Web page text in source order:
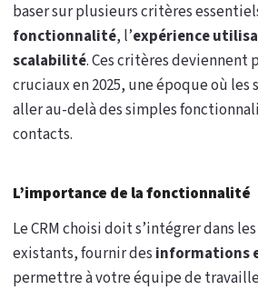
baser sur plusieurs critères
fonctionnalité, l’expérience
scalabilité. Ces critères
cruciaux en 2025, une époque où
aller au-delà des simples
contacts.
L’importance de la fonctionnalité
Le CRM choisi doit s’intégrer dans
existants, fournir des informations
permettre à votre équipe de